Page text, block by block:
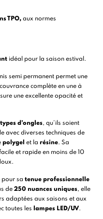
TPO, aux normes
idéal pour la saison estival.
semi permanent permet une
complète en une à
une excellente opacité et
d’ongles, qu’ils soient
avec diverses techniques de
polygel et la résine. Sa
et rapide en moins de 10
pour satenue professionnelle
de250 nuances uniques, elle
adaptées aux saisons et aux
toutes les
lampes LED/UV.